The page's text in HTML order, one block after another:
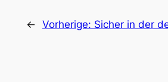
← Vorherige: Sicher in der